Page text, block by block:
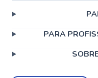
PARA